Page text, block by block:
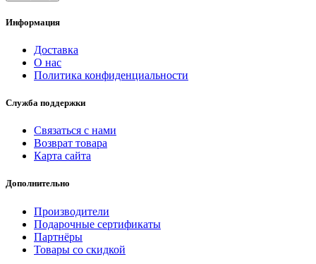
Информация
Доставка
О нас
Политика конфиденциальности
Служба поддержки
Связаться с нами
Возврат товара
Карта сайта
Дополнительно
Производители
Подарочные сертификаты
Партнёры
Товары со скидкой